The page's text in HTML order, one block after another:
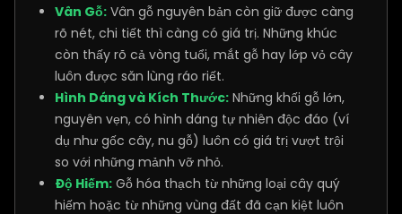
Vân Gỗ: Vân gỗ nguyên bản còn giữ được càng
rõ nét, chi tiết thì càng có giá trị. Những khúc
còn thấy rõ cả vòng tuổi, mắt gỗ hay lớp vỏ cây
luôn được săn lùng ráo riết.
Hình Dáng và Kích Thước: Những khối gỗ lớn,
nguyên vẹn, có hình dáng tự nhiên độc đáo (ví
dụ như gốc cây, nu gỗ) luôn có giá trị vượt trội
so với những mảnh vỡ nhỏ.
Độ Hiếm: Gỗ hóa thạch từ những loại cây quý
hiếm hoặc từ những vùng đất đã cạn kiệt luôn